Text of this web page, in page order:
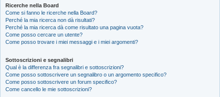
Ricerche nella Board
Come si fanno le ricerche nella Board?
Perché la mia ricerca non dà risultati?
Perché la mia ricerca dà come risultato una pagina vuota?
Come posso cercare un utente?
Come posso trovare i miei messaggi e i miei argomenti?
Sottoscrizioni e segnalibri
Qual è la differenza fra segnalibri e sottoscrizioni?
Come posso sottoscrivere un segnalibro o un argomento specifico?
Come posso sottoscrivere un forum specifico?
Come cancello le mie sottoscrizioni?